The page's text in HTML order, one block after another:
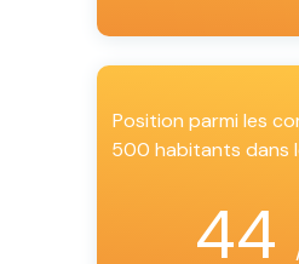
Position parmi les
500 habitants dans
44